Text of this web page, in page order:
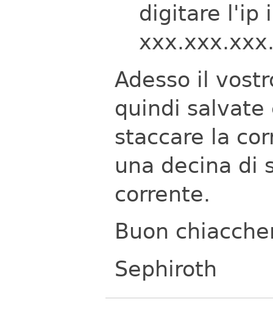
digitare l'ip
Adesso il
quindi salvate
staccare la
una decina di
corrente.
Buon
Sephiroth